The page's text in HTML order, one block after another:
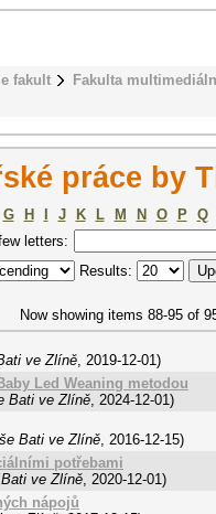
fakult
Fakulta
práce by
G H J K L M N O P
Q
letters:
Results:
Now showing items 88-95 of
ve Zlíně, 2019-12-01)
Led Weaning metodou
Bati ve Zlíně, 2024-12-01)
Bati ve Zlíně, 2016-12-15)
potřebami
ve Zlíně, 2020-12-01)
nápojů